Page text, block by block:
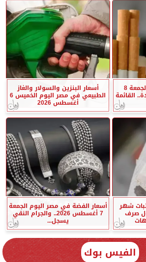
أسعار السجائر اليوم الجمعة 8
القائمة
أسعار البنزين والسولار والغاز
الطبيعي في مصر اليوم الخميس 6
أغسطس 2026
شهر
وجدول صرف
أسعار الفضة في مصر اليوم الجمعة
7 أغسطس 2026.. والجرام النقي
يسجل...
الفيس بوك